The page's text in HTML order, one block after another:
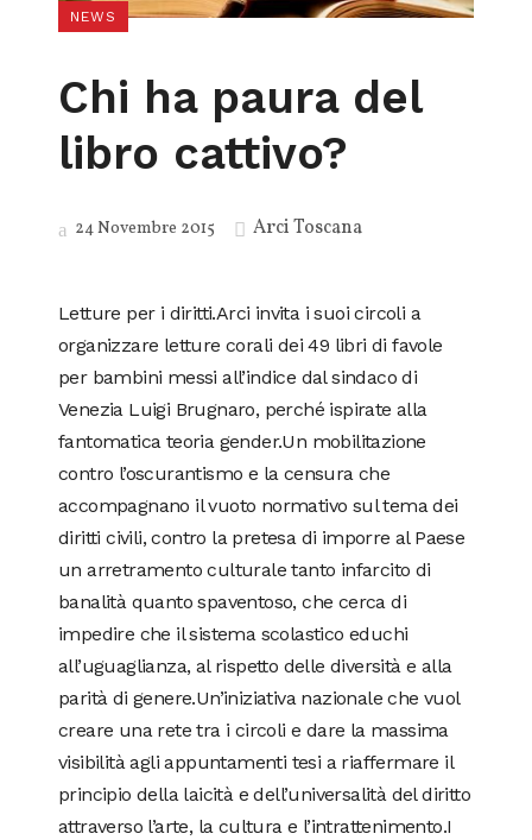
NEWS
Chi ha paura del
libro cattivo?
24 Novembre 2015 Arci Toscana
Letture per i diritti.Arci invita i suoi circoli a
organizzare letture corali dei 49 libri di favole
per bambini messi all’indice dal sindaco di
Venezia Luigi Brugnaro, perché ispirate alla
fantomatica teoria gender.Un mobilitazione
contro l’oscurantismo e la censura che
accompagnano il vuoto normativo sul tema dei
diritti civili, contro la pretesa di imporre al Paese
un arretramento culturale tanto infarcito di
banalità quanto spaventoso, che cerca di
impedire che il sistema scolastico educhi
all’uguaglianza, al rispetto delle diversità e alla
parità di genere.Un’iniziativa nazionale che vuol
creare una rete tra i circoli e dare la massima
visibilità agli appuntamenti tesi a riaffermare il
principio della laicità e dell’universalità del diritto
attraverso l’arte, la cultura e l’intrattenimento.I